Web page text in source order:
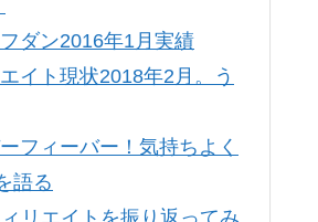
ダン2016年1月実績
イト現状2018年2月。う
フィーバー！気持ちよく
語る
リエイトを振り返ってみ